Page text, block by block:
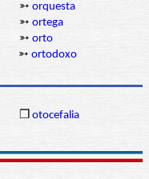
➳ orquesta
➳ ortega
➳ orto
➳ ortodoxo
❒ otocefalia